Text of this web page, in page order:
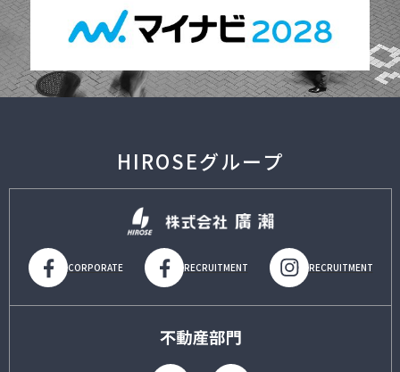
HIROSEグループ
CORPORATE RECRUITMENT RECRUITMENT